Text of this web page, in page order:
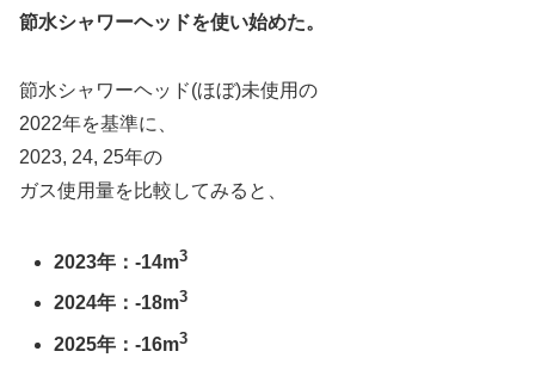
節水シャワーヘッドを使い始めた。
節水シャワーヘッド(ほぼ)未使用の
2022年を基準に、
2023, 24, 25年の
ガス使用量を比較してみると、
2023年：-14m3
2024年：-18m3
2025年：-16m3